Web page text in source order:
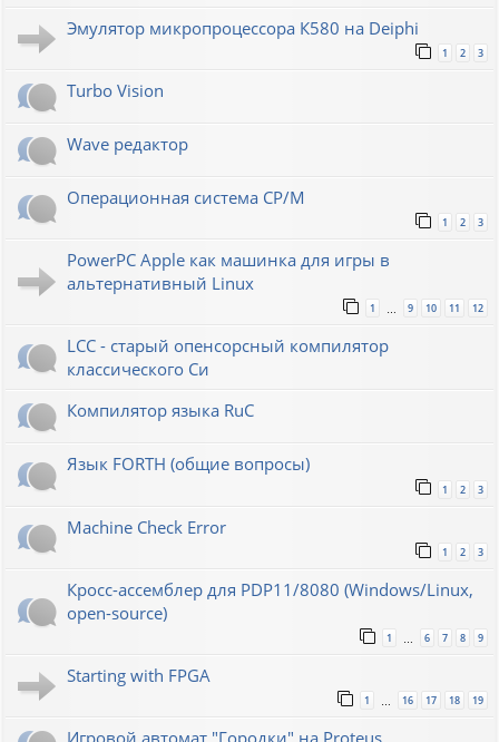
Эмулятор микропроцессора К580 на Deiphi
1 2 3
Turbo Vision
Wave редактор
Операционная система CP/M
1 2 3
PowerPC Apple как машинка для игры в
альтернативный Linux
1 … 9 10 11 12
LCC - старый опенсорсный компилятор
классического Си
Компилятор языка RuC
Язык FORTH (общие вопросы)
1 2 3
Machine Check Error
1 2 3
Кросс-ассемблер для PDP11/8080 (Windows/Linux,
open-source)
1 6 7 8 9
Starting with FPGA
1 16 17 18 19
Игровой автомат "Городки" на Proteus